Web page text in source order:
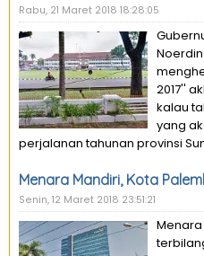
Rabu, 21 Maret 2018 18:28:05
2017''
kalau
yang
perjalanan tahunan provinsi
Menara Mandiri, Kota
Senin, 12 Maret 2018 23:51:21